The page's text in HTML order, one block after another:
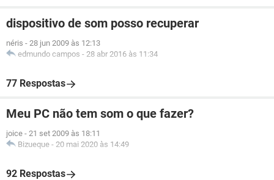
dispositivo de som posso recuperar
néris - 28 jun 2009 às 12:13
edmundo campos - 28 abr 2016 às 11:34
77 Respostas
Meu PC não tem som o que fazer?
joice - 21 set 2009 às 18:11
Bizueque - 20 mai 2020 às 14:49
92 Respostas